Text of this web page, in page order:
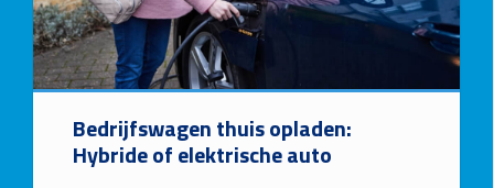
Bedrijfswagen thuis opladen:
Hybride of elektrische auto